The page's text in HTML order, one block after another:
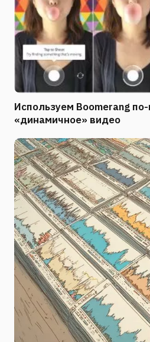
Используем Boomerang
«динамичное» видео